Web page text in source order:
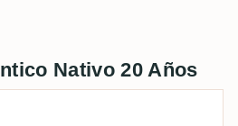
Nativo 20 Años